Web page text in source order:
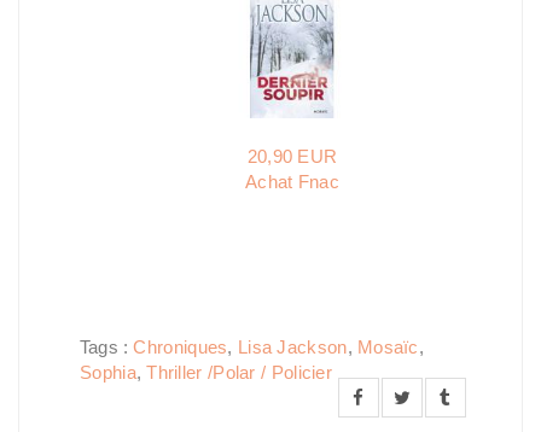
20,90 EUR
Achat Fnac
Tags :Chroniques, Lisa Jackson, Mosaïc,
Sophia,Thriller /Polar / Policier